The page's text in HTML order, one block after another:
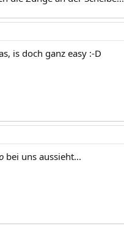
is doch ganz easy :-D
bei uns aussieht...